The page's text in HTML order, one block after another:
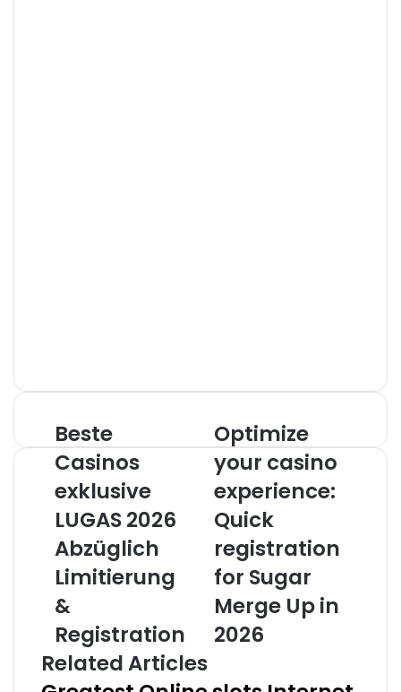
Beste
Casinos
exklusive
LUGAS 2026
Abzüglich
Limitierung
&
Registration
Optimize
your casino
experience:
Quick
registration
for Sugar
Merge Up in
2026
Related Articles